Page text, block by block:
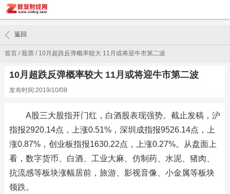
首页/ 股票/ 10月超跌反弹概率较大 11月或将迎牛市第二波
返回
10月超跌反弹概率较大 11月或将迎牛市第二波
发布时间:2019/10/08
A股三大股指开门红，白酒股表现强势。截止发稿，沪
指报2920.14点，上涨0.51%，深圳成指报9526.14点，上
涨0.87%，创业板指报1630.22点，上涨0.27%。从盘面上
看，数字货币、白酒、工业大麻、仿制药、水泥、猪肉、
抗流感等板块涨幅居前，旅游、影视音像、小金属等板块
领跌。